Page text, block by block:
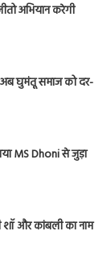
अभियान करेगी
अब घुमंतू समाज को दर-
MS Dhoni से जुड़ा
शॉ और कांबली का नाम